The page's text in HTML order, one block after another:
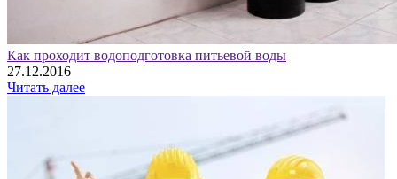
Как проходит водоподготовка питьевой воды
27.12.2016
Читать далее